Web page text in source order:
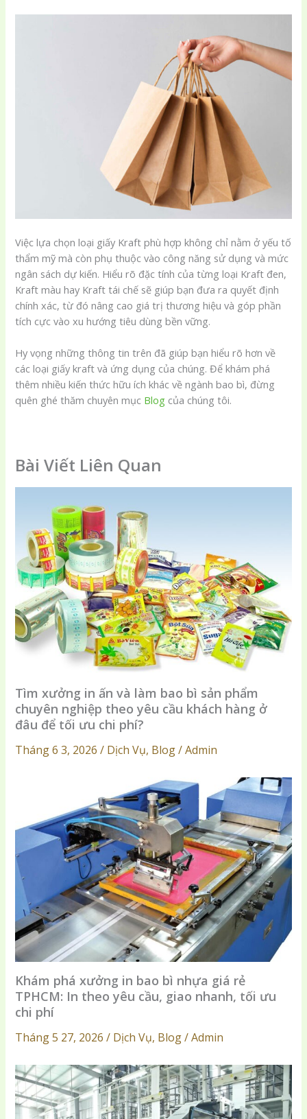
Việc lựa chọn loại giấy Kraft phù hợp không chỉ nằm ở yếu tố
thẩm mỹ mà còn phụ thuộc vào công năng sử dụng và mức
ngân sách dự kiến. Hiểu rõ đặc tính của từng loại Kraft đen,
Kraft màu hay Kraft tái chế sẽ giúp bạn đưa ra quyết định
chính xác, từ đó nâng cao giá trị thương hiệu và góp phần
tích cực vào xu hướng tiêu dùng bền vững.
Hy vọng những thông tin trên đã giúp bạn hiểu rõ hơn về
các loại giấy kraft và ứng dụng của chúng. Để khám phá
thêm nhiều kiến thức hữu ích khác về ngành bao bì, đừng
quên ghé thăm chuyên mục Blog của chúng tôi.
Bài Viết Liên Quan
Tìm xưởng in ấn và làm bao bì sản phẩm
chuyên nghiệp theo yêu cầu khách hàng ở
đâu để tối ưu chi phí?
Tháng 6 3, 2026 / Dịch Vụ, Blog / Admin
Khám phá xưởng in bao bì nhựa giá rẻ
TPHCM: In theo yêu cầu, giao nhanh, tối ưu
chi phí
Tháng 5 27, 2026 / Dịch Vụ, Blog / Admin